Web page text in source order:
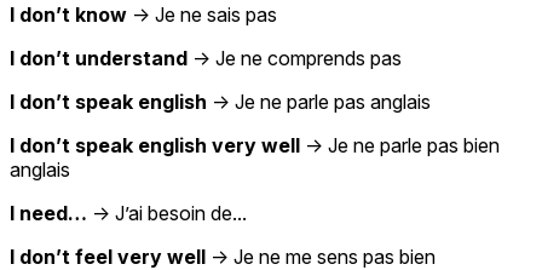
I don’t know → Je ne sais pas
I don’t understand → Je ne comprends pas
I don’t speak english → Je ne parle pas anglais
I don’t speak english very well → Je ne parle pas bien
anglais
I need… → J’ai besoin de...
I don’t feel very well → Je ne me sens pas bien